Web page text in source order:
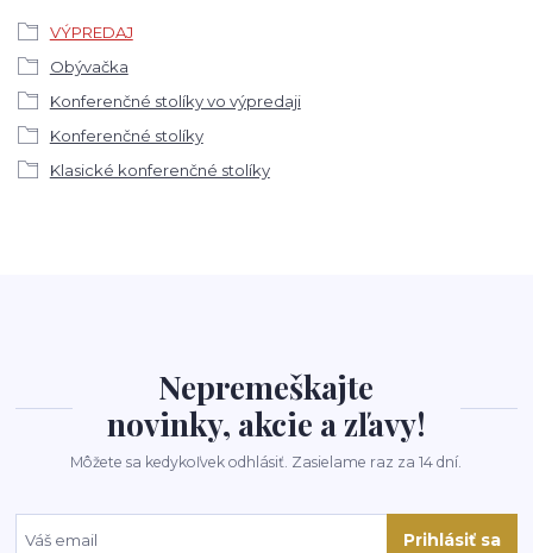
VÝPREDAJ
Obývačka
Konferenčné stolíky vo výpredaji
Konferenčné stolíky
Klasické konferenčné stolíky
Nepremeškajte
novinky, akcie a zľavy!
Môžete sa kedykoľvek odhlásiť. Zasielame raz za 14 dní.
Prihlásiť sa